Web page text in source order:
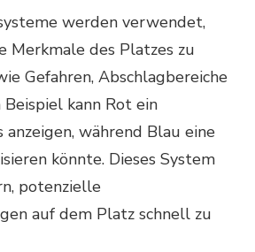
werden verwendet,
Merkmale des Platzes zu
Gefahren, Abschlagbereiche
kann Rot ein
anzeigen, während Blau eine
könnte. Dieses System
potenzielle
auf dem Platz schnell zu